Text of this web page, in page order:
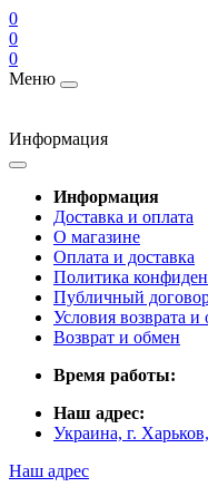
0
0
0
Меню
Информация
Информация
Доставка и оплата
О магазине
Оплата и доставка
Политика
Публичный
Условия возврата и
Возврат и обмен
Время работы:
Наш адрес:
Украина, г.
Наш адрес